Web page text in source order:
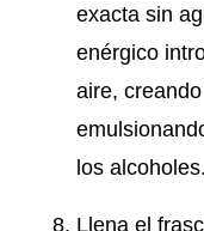
exacta sin
enérgico
aire,
los alcoholes.
Llena el